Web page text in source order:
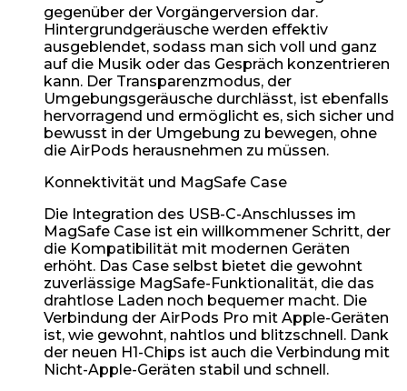
gegenüber der Vorgängerversion dar.
Hintergrundgeräusche werden effektiv
ausgeblendet, sodass man sich voll und ganz
auf die Musik oder das Gespräch konzentrieren
kann. Der Transparenzmodus, der
Umgebungsgeräusche durchlässt, ist ebenfalls
hervorragend und ermöglicht es, sich sicher und
bewusst in der Umgebung zu bewegen, ohne
die AirPods herausnehmen zu müssen.
Konnektivität und MagSafe Case
Die Integration des USB-C-Anschlusses im
MagSafe Case ist ein willkommener Schritt, der
die Kompatibilität mit modernen Geräten
erhöht. Das Case selbst bietet die gewohnt
zuverlässige MagSafe-Funktionalität, die das
drahtlose Laden noch bequemer macht. Die
Verbindung der AirPods Pro mit Apple-Geräten
ist, wie gewohnt, nahtlos und blitzschnell. Dank
der neuen H1-Chips ist auch die Verbindung mit
Nicht-Apple-Geräten stabil und schnell.